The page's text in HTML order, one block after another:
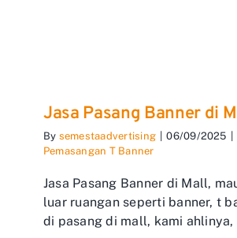
Jasa Pasang Banner di
By semestaadvertising 06/09/2025
Pemasangan T Banner
Jasa Pasang Banner di Mall,
luar ruangan seperti banner, t
di pasang di mall, kami ahlinya,